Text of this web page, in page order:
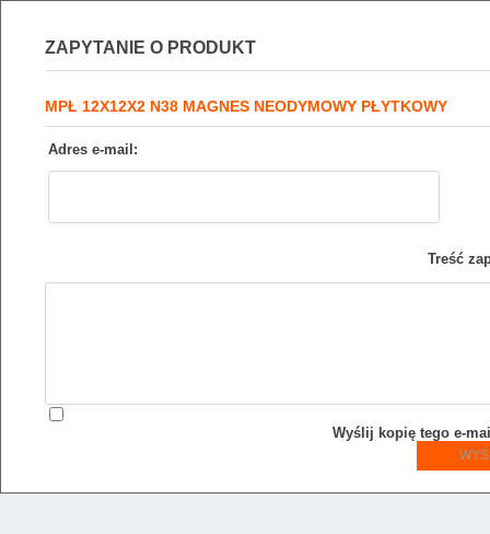
ZAPYTANIE O PRODUKT
MPŁ 12X12X2 N38 MAGNES NEODYMOWY PŁYTKOWY
Adres e-mail:
Treść
Wyślij kopię tego e-